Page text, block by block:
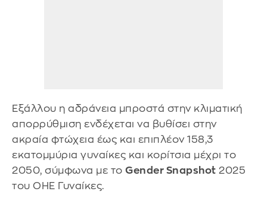
Εξάλλου η αδράνεια μπροστά στην κλιματική
απορρύθμιση ενδέχεται να βυθίσει στην
ακραία φτώχεια έως και επιπλέον 158,3
εκατομμύρια γυναίκες και κορίτσια μέχρι το
2050, σύμφωνα με το Gender Snapshot 2025
του ΟΗΕ Γυναίκες.